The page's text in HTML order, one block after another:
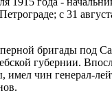
с 31
бригады под
губернии.
чин генерал-